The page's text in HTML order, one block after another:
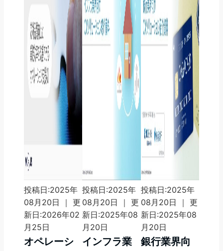
投稿日:2025年
08月20日 ｜ 更
新日:2026年02
月25日
オペレーシ
投稿日:2025年
08月20日 ｜ 更
新日:2025年08
月20日
インフラ業
投稿日:2025年
08月20日 ｜ 更
新日:2025年08
月20日
銀行業界向